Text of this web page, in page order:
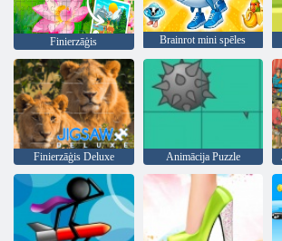
Finierzāģis Brainrot mini spēles
Finierzāģis Deluxe Animācija Puzzle